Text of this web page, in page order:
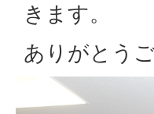
きます。
ありがとう